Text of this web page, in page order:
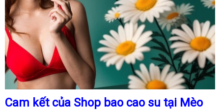
Cam kết của Shop bao cao su tại Mèo